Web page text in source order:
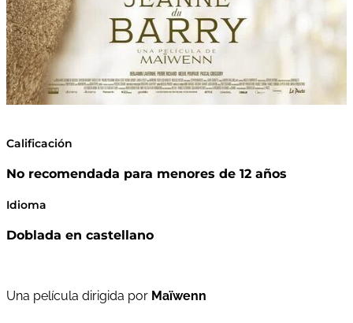
Calificación
No recomendada para menores de 12 años
Idioma
Doblada en castellano
Una película dirigida por Maïwenn